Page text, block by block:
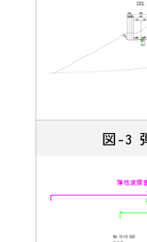
図-3